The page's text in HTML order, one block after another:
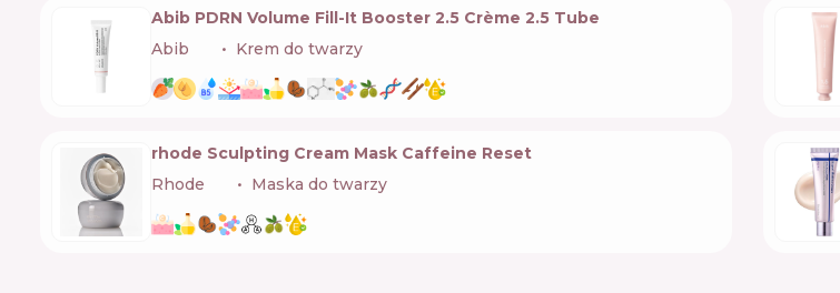
Abib PDRN Volume Fill-It Booster 2.5 Crème 2.5 Tube
Abib
Krem do twarzy
rhode Sculpting Cream Mask Caffeine Reset
Rhode
Maska do twarzy